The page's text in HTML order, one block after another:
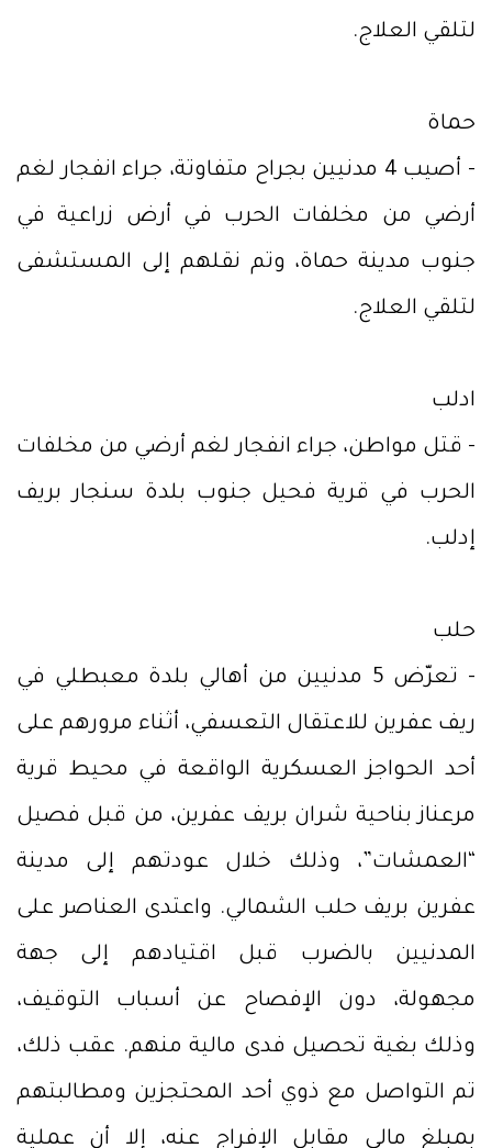
لتلقي العلاج.
حماة
- أصيب 4 مدنيين بجراح متفاوتة، جراء انفجار لغم
أرضي من مخلفات الحرب في أرض زراعية في
جنوب مدينة حماة، وتم نقلهم إلى المستشفى
لتلقي العلاج.
ادلب
- قتل مواطن، جراء انفجار لغم أرضي من مخلفات
الحرب في قرية فحيل جنوب بلدة سنجار بريف
إدلب.
حلب
- تعرّض 5 مدنيين من أهالي بلدة معبطلي في
ريف عفرين للاعتقال التعسفي، أثناء مرورهم على
أحد الحواجز العسكرية الواقعة في محيط قرية
مرعناز بناحية شران بريف عفرين، من قبل فصيل
“العمشات”، وذلك خلال عودتهم إلى مدينة
عفرين بريف حلب الشمالي. واعتدى العناصر على
المدنيين بالضرب قبل اقتيادهم إلى جهة
مجهولة، دون الإفصاح عن أسباب التوقيف،
وذلك بغية تحصيل فدى مالية منهم. عقب ذلك،
تم التواصل مع ذوي أحد المحتجزين ومطالبتهم
بمبلغ مالي مقابل الإفراج عنه، إلا أن عملية